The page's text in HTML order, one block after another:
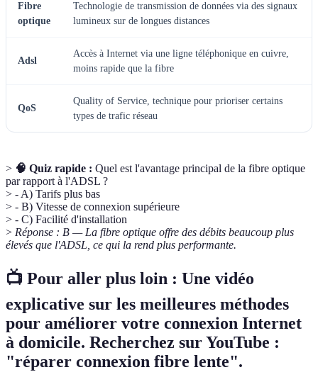
Fibre
optique
Technologie de transmission de données via des signaux
lumineux sur de longues distances
Adsl
Accès à Internet via une ligne téléphonique en cuivre,
moins rapide que la fibre
QoS
Quality of Service, technique pour prioriser certains
types de trafic réseau
> 🧠 Quiz rapide : Quel est l'avantage principal de la fibre optique
par rapport à l'ADSL ?
> - A) Tarifs plus bas
> - B) Vitesse de connexion supérieure
> - C) Facilité d'installation
> Réponse : B — La fibre optique offre des débits beaucoup plus
élevés que l'ADSL, ce qui la rend plus performante.
📺 Pour aller plus loin : Une vidéo
explicative sur les meilleures méthodes
pour améliorer votre connexion Internet
à domicile. Recherchez sur YouTube :
"réparer connexion fibre lente".